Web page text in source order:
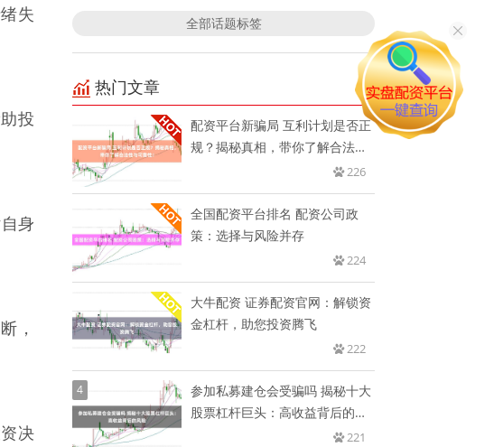
失
投
身
，
决
全部话题标签
热门文章
配资平台新骗局 互利计划是否正
规？揭秘真相，带你了解合法性
226
全国配资平台排名 配资公司政
策：选择与风险并存
224
大牛配资 证券配资官网：解锁资
金杠杆，助您投资腾飞
222
4
参加私募建仓会受骗吗 揭秘十大
股票杠杆巨头：高收益背后的风
221